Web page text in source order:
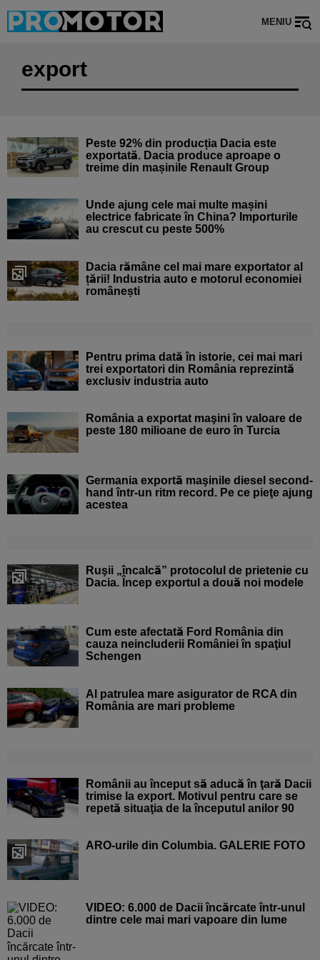
MENIU
export
Peste 92% din producția Dacia este
exportată. Dacia produce aproape o
treime din mașinile Renault Group
Unde ajung cele mai multe mașini
electrice fabricate în China? Importurile
au crescut cu peste 500%
Dacia rămâne cel mai mare exportator al
țării! Industria auto e motorul economiei
românești
Pentru prima dată în istorie, cei mai mari
trei exportatori din România reprezintă
exclusiv industria auto
România a exportat maşini în valoare de
peste 180 milioane de euro în Turcia
Germania exportă maşinile diesel second-
hand într-un ritm record. Pe ce pieţe ajung
acestea
Ruşii „încalcă” protocolul de prietenie cu
Dacia. Încep exportul a două noi modele
Cum este afectată Ford România din
cauza neincluderii României în spaţiul
Schengen
Al patrulea mare asigurator de RCA din
România are mari probleme
Românii au început să aducă în ţară Dacii
trimise la export. Motivul pentru care se
repetă situaţia de la începutul anilor 90
ARO-urile din Columbia. GALERIE FOTO
VIDEO: 6.000 de Dacii încărcate într-unul
dintre cele mai mari vapoare din lume